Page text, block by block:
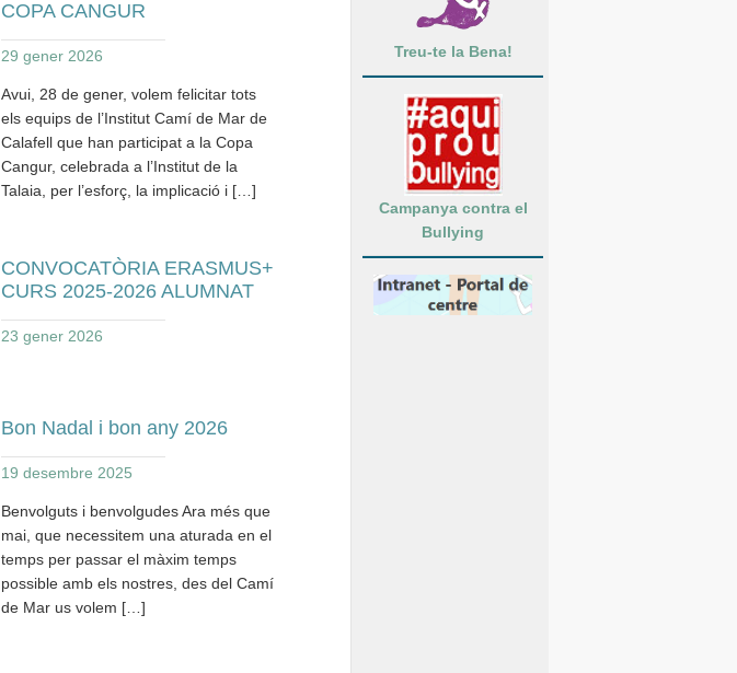
COPA CANGUR
29 gener 2026
Avui, 28 de gener, volem felicitar tots
els equips de l’Institut Camí de Mar de
Calafell que han participat a la Copa
Cangur, celebrada a l’Institut de la
Talaia, per l’esforç, la implicació i […]
CONVOCATÒRIA ERASMUS+
CURS 2025-2026 ALUMNAT
23 gener 2026
Bon Nadal i bon any 2026
19 desembre 2025
Benvolguts i benvolgudes Ara més que
mai, que necessitem una aturada en el
temps per passar el màxim temps
possible amb els nostres, des del Camí
de Mar us volem […]
Treu-te la Bena!
Campanya contra el
Bullying